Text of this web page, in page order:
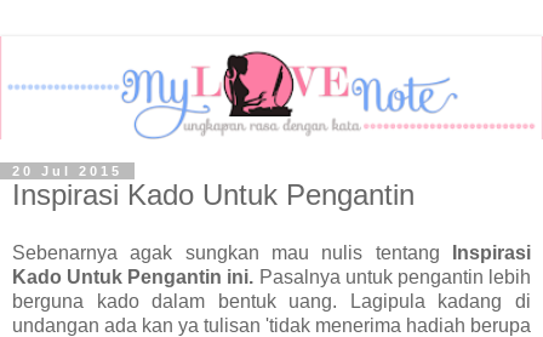
20 Jul 2015
Inspirasi Kado Untuk Pengantin
Sebenarnya agak sungkan mau nulis tentang Inspirasi
Kado Untuk Pengantin ini. Pasalnya untuk pengantin lebih
berguna kado dalam bentuk uang. Lagipula kadang di
undangan ada kan ya tulisan 'tidak menerima hadiah berupa